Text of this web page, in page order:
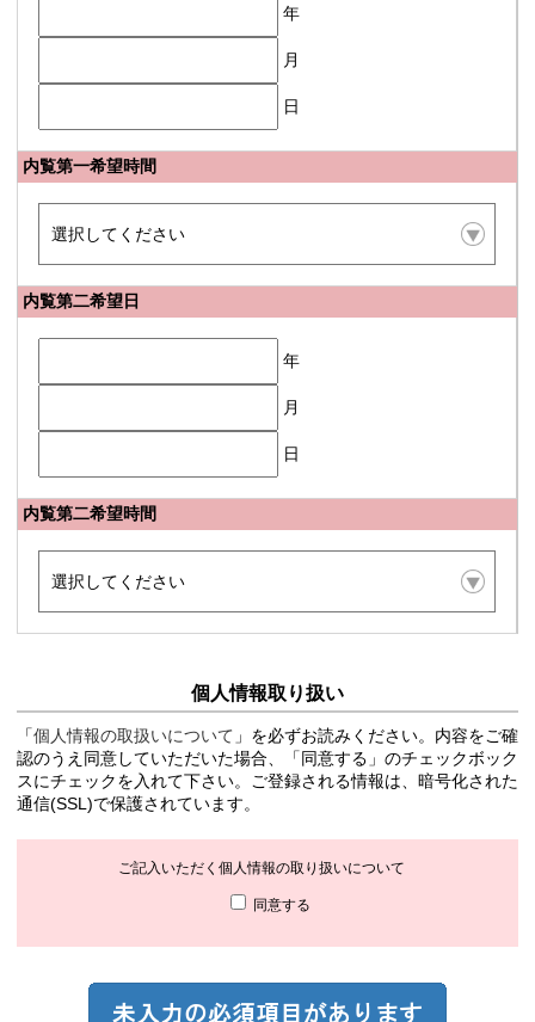
年
月
日
内覧第一希望時間
内覧第二希望日
年
月
日
内覧第二希望時間
個人情報取り扱い
「個人情報の取扱いについて 」を必ずお読みください。内容をご確
認のうえ同意していただいた場合、「同意する」のチェックボック
スにチェックを入れて下さい。ご登録される情報は、暗号化された
通信(SSL)で保護されています。
ご記入いただく個人情報の取り扱いについて
同意する